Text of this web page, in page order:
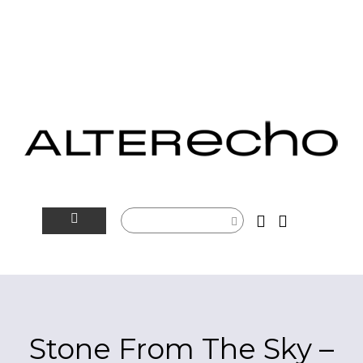
ARTEIN
ROZHOVORY
Stone From The Sky –